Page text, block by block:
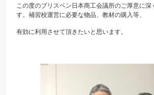
この度のブリスベン日本商工会議所のご厚意に深
す。補習校運営に必要な物品、教材の購入等、
有効に利用させて頂きたいと思います。